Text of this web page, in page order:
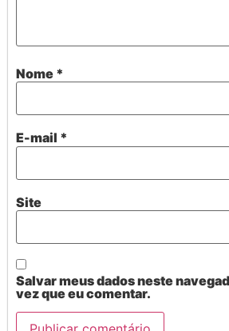
Nome *
E-mail *
Site
Salvar meus dados neste
vez que eu comentar.